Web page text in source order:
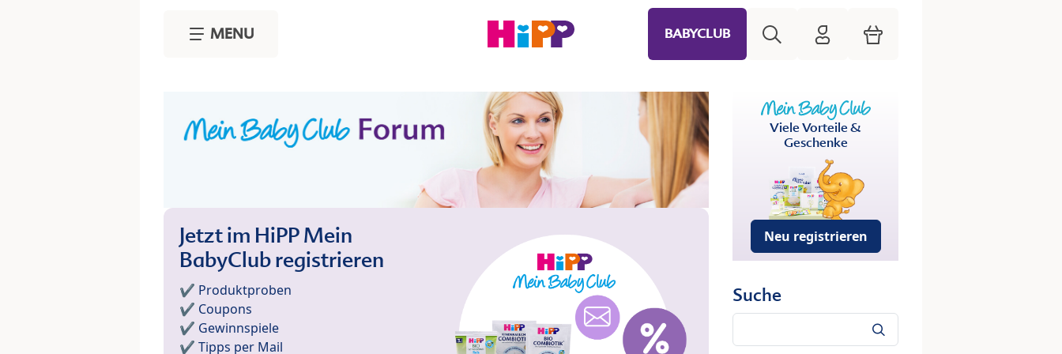
MENU BABYCLUB HiPP Mein Babyclub
Warenkorb
Jetzt im HiPP Mein
BabyClub registrieren
✔️ Produktproben
✔️ Coupons
✔️ Gewinnspiele
✔️ Tipps per Mail
Viele Vorteile &
Geschenke
Neu registrieren
Suche